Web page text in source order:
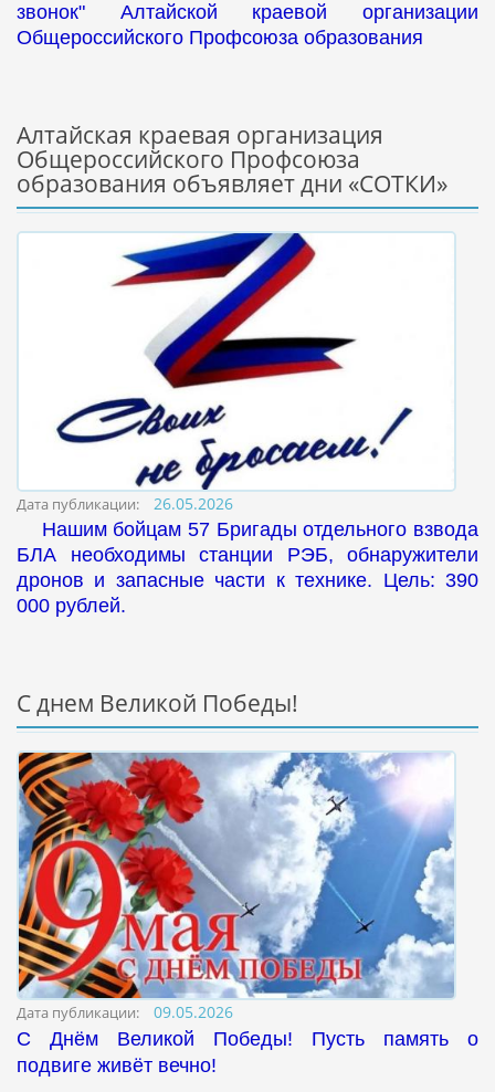
звонок" Алтайской краевой организации
Общероссийского Профсоюза образования
Алтайская краевая организация
Общероссийского Профсоюза
образования объявляет дни «СОТКИ»
Дата публикации: 26.05.2026
Нашим бойцам 57 Бригады отдельного взвода
БЛА необходимы станции РЭБ, обнаружители
дронов и запасные части к технике. Цель: 390
000 рублей.
С днем Великой Победы!
Дата публикации: 09.05.2026
С Днём Великой Победы! Пусть память о
подвиге живёт вечно!